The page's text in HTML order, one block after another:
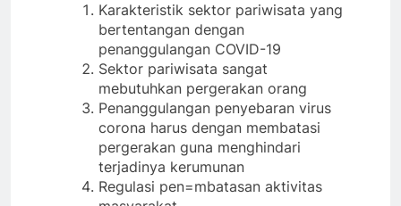
Karakteristik sektor pariwisata yang
bertentangan dengan
penanggulangan COVID-19
Sektor pariwisata sangat
mebutuhkan pergerakan orang
Penanggulangan penyebaran virus
corona harus dengan membatasi
pergerakan guna menghindari
terjadinya kerumunan
Regulasi pen=mbatasan aktivitas